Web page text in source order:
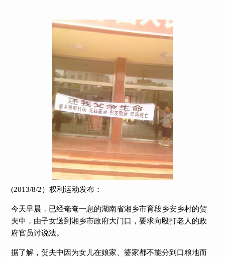
(2013/8/2）权利运动发布：
今天早晨，已经奄奄一息的湖南省湘乡市育段乡安乡村的贺
夫中，由子女送到湘乡市政府大门口，要求向殴打老人的政
府官员讨说法。
据了解，贺夫中因为女儿在娘家、婆家都不能分到口粮地而